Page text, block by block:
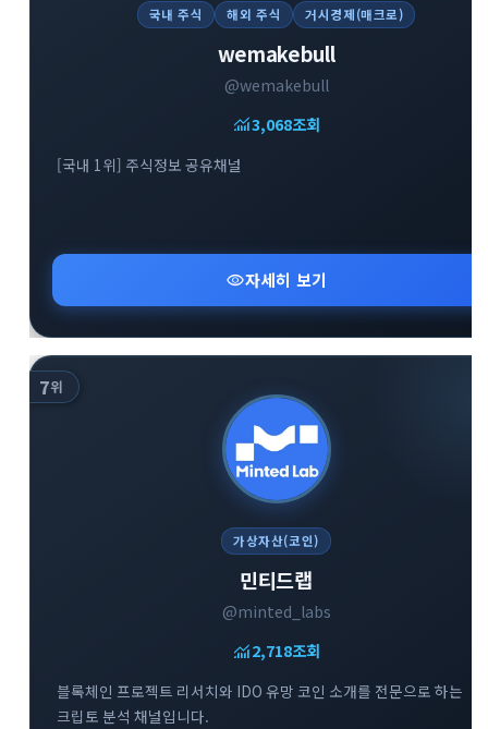
국내 주식 해외 주식 거시경제(매크로)
wemakebull
@wemakebull
monitoring3,068조회
[국내 1위] 주식정보 공유채널
visibility자세히 보기
7위
가상자산(코인)
민티드랩
@minted_labs
monitoring2,718조회
블록체인 프로젝트 리서치와 IDO 유망 코인 소개를 전문으로 하는
크립토 분석 채널입니다.